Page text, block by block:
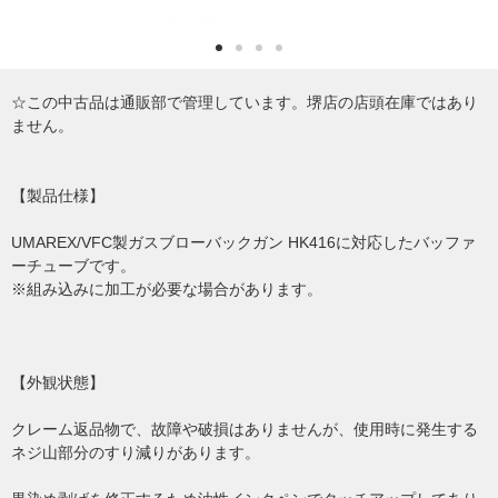
☆この中古品は通販部で管理しています。堺店の店頭在庫ではあり
ません。
【製品仕様】
UMAREX/VFC製ガスブローバックガン HK416に対応したバッファ
ーチューブです。
※組み込みに加工が必要な場合があります。
【外観状態】
クレーム返品物で、故障や破損はありませんが、使用時に発生する
ネジ山部分のすり減りがあります。